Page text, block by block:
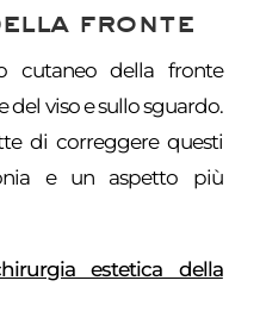
fronte
cutaneo della fronte
del viso e sullo sguardo.
di correggere questi
e un aspetto più
estetica della